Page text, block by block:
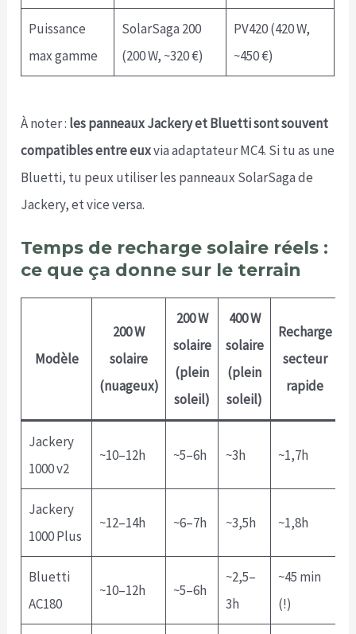
Puissance
max gamme
SolarSaga 200
(200 W, ~320 €)
PV420 (420 W,
~450 €)
À noter : les panneaux Jackery et Bluetti sont souvent
compatibles entre euxvia adaptateur MC4. Si tu as une
Bluetti, tu peux utiliser les panneaux SolarSaga de
Jackery, et vice versa.
Temps de recharge solaire réels :
ce que ça donne sur le terrain
Modèle
200 W
solaire
(nuageux)
200 W
solaire
(plein
soleil)
400 W
solaire
(plein
soleil)
Recharge
secteur
rapide
Jackery
1000 v2
~10–12h ~5–6h ~3h ~1,7h
Jackery
1000 Plus
~12–14h ~6–7h ~3,5h ~1,8h
Bluetti
AC180
~10–12h ~5–6h
~2,5–
3h
~45 min
(!)